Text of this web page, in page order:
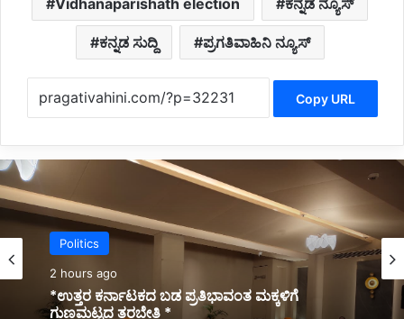
ಕನ್ನಡ ಸುದ್ದಿ ಪ್ರಗತಿವಾಹಿನಿ ನ್ಯೂಸ್
Copy URL
Politics
2 hours ago
National
2 hours ago
ಕೇಬಲ್ ಕಾರ್ ಯೋಜನೆಗೆ ಅನುಮತಿ ನೀಡಲು ಮನವಿ